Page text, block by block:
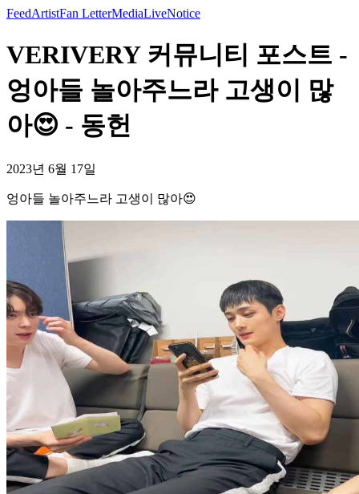
FeedArtistFan LetterMediaLiveNotice
VERIVERY 커뮤니티 포스트 -
엉아들 놀아주느라 고생이 많
아😍 - 동헌
2023년 6월 17일
엉아들 놀아주느라 고생이 많아😍